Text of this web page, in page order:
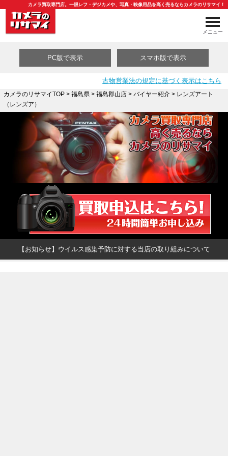
カメラ買取専門店。一眼レフ・デジカメや、写真・映像用品を高く売るならカメラのリサマイ！
メニュー
PC版で表示 スマホ版で表示
古物営業法の規定に基づく表示はこちら
カメラのリサマイTOP> 福島県 > 福島郡山店> バイヤー紹介> レンズアート
（レンズア）
【お知らせ】ウイルス感染予防に対する当店の取り組みについて